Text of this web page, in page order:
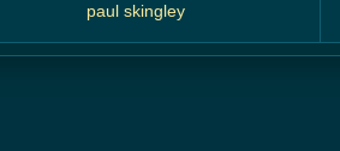
paul skingley